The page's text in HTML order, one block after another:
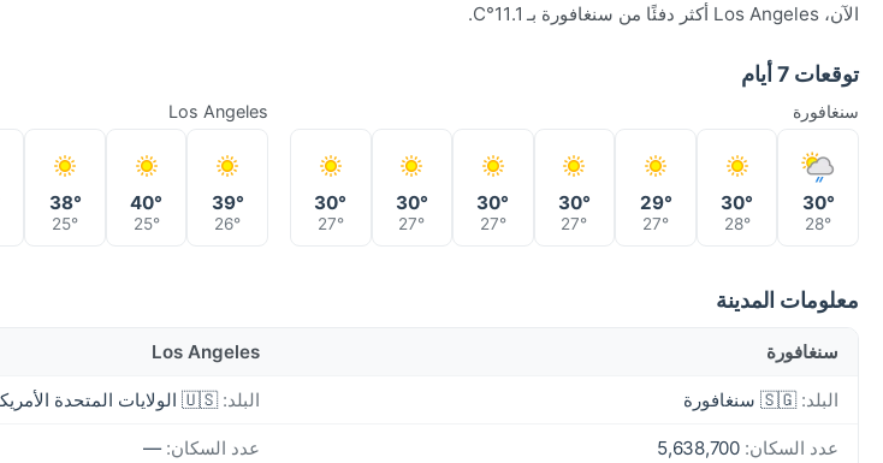
الآن، Los Angeles أكثر دفئًا من سنغافورة بـ 11.1°C.
توقعات 7 أيام
سنغافورة
30°
28°
30°
28°
29°
27°
30°
27°
30°
27°
30°
27°
30°
27°
Los Angeles
39°
26°
40°
25°
38°
25°
معلومات المدينة
سنغافورة Los Angeles
البلد: 🇸🇬 سنغافورة البلد: 🇺🇸 الولايات المتحدة الأمريكية
عدد السكان: عدد السكان: —